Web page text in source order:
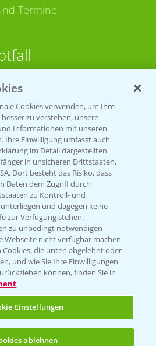
Termine
WhatsApp
346 564 1
30-20220
Sie uns
Cookies verwenden, um Ihre
zu verstehen, unsere
Informationen mit unseren
Ihre Einwilligung umfasst auch
im Detail dargestellten
in unsicheren Drittstaaten,
Dort besteht das Risiko, dass
Daten dem Zugriff durch
zu Kontroll- und
und dagegen keine
zur Verfügung stehen.
zu unbedingt notwendigen
Webseite nicht verfügbar machen
die unten abgelehnt oder
und wie Sie Ihre Einwilligungen
können, finden Sie in
Einstellungen
ablehnen